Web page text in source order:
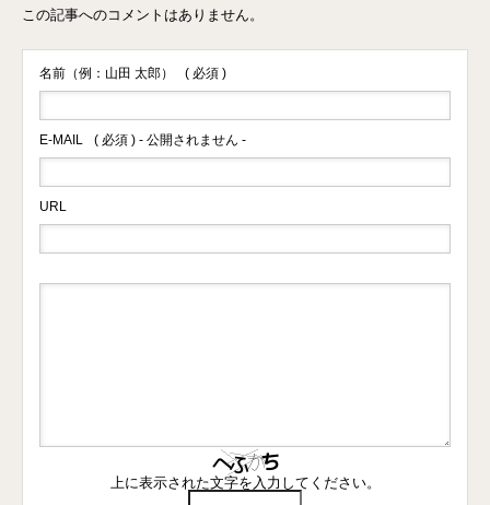
この記事へのコメントはありません。
名前（例：山田 太郎） ( 必須 )
E-MAIL ( 必須 ) - 公開されません -
URL
上に表示された文字を入力してください。